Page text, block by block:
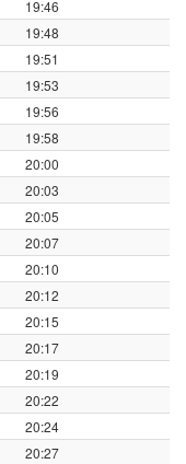
19:46
19:48
19:51
19:53
19:56
19:58
20:00
20:03
20:05
20:07
20:10
20:12
20:15
20:17
20:19
20:22
20:24
20:27